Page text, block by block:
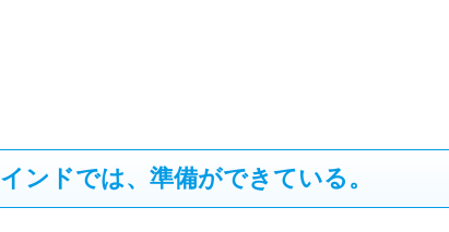
インドでは、準備ができている。